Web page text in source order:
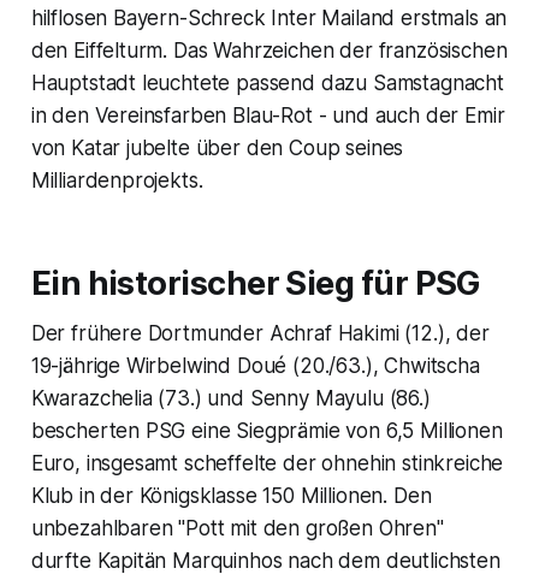
hilflosen Bayern-Schreck Inter Mailand erstmals an
den Eiffelturm. Das Wahrzeichen der französischen
Hauptstadt leuchtete passend dazu Samstagnacht
in den Vereinsfarben Blau-Rot - und auch der Emir
von Katar jubelte über den Coup seines
Milliardenprojekts.
Ein historischer Sieg für PSG
Der frühere Dortmunder Achraf Hakimi (12.), der
19-jährige Wirbelwind Doué (20./63.), Chwitscha
Kwarazchelia (73.) und Senny Mayulu (86.)
bescherten PSG eine Siegprämie von 6,5 Millionen
Euro, insgesamt scheffelte der ohnehin stinkreiche
Klub in der Königsklasse 150 Millionen. Den
unbezahlbaren "Pott mit den großen Ohren"
durfte Kapitän Marquinhos nach dem deutlichsten